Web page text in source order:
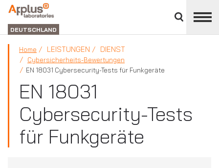
schließen
ABTEILUNG
LABORATORIEN
DEUTSCHLAND
Home LEISTUNGEN DIENST
Cybersicherheits-Bewertungen
EN 18031 Cybersecurity-Tests für Funkgeräte
EN 18031
Cybersecurity-Tests
für Funkgeräte